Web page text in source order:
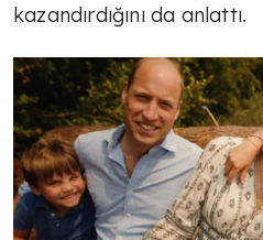
kazandırdığını da anlattı.